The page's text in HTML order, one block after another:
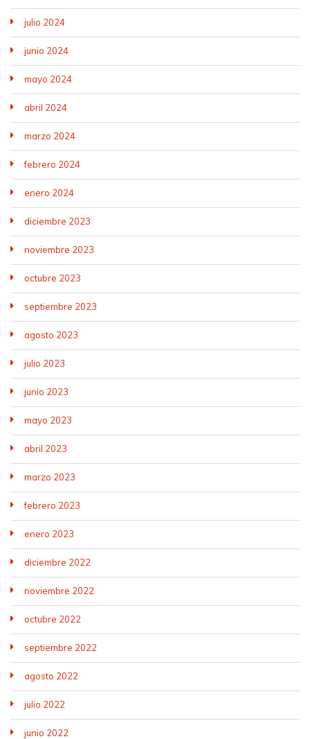
julio 2024
junio 2024
mayo 2024
abril 2024
marzo 2024
febrero 2024
enero 2024
diciembre 2023
noviembre 2023
octubre 2023
septiembre 2023
agosto 2023
julio 2023
junio 2023
mayo 2023
abril 2023
marzo 2023
febrero 2023
enero 2023
diciembre 2022
noviembre 2022
octubre 2022
septiembre 2022
agosto 2022
julio 2022
junio 2022